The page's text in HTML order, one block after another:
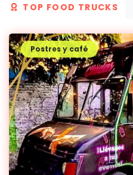
TOP FOOD TRUCKS
Postres y café